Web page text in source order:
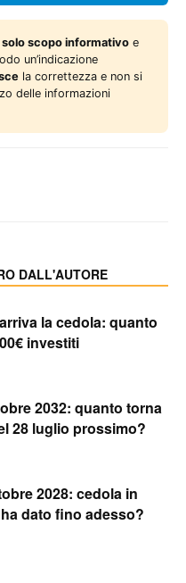
solo scopo informativo e
un’indicazione
la correttezza e non si
delle informazioni
DALL'AUTORE
la cedola: quanto
investiti
2032: quanto torna
28 luglio prossimo?
2028: cedola in
dato fino adesso?